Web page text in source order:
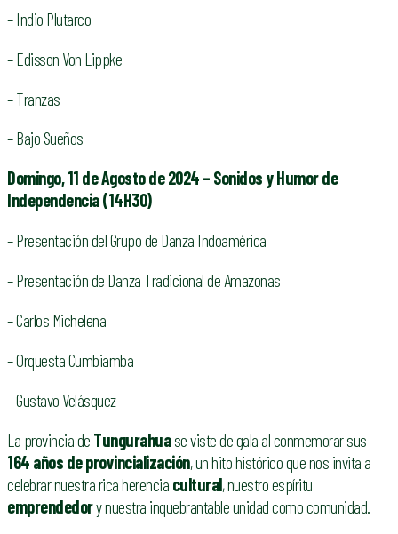
– Indio Plutarco
– Edisson Von Lippke
– Tranzas
– Bajo Sueños
Domingo, 11 de Agostode 2024 – Sonidos yHumorde
Independencia (14H30)
– Presentación del Grupo de Danza Indoamérica
– Presentación de Danza Tradicional de Amazonas
– Carlos Michelena
– Orquesta Cumbiamba
– Gustavo Velásquez
La provincia de Tungurahuase viste de gala al conmemorar sus
164 años de provincialización, un hito histórico que nos invita a
celebrar nuestra rica herencia cultural, nuestro espíritu
emprendedory nuestra inquebrantable unidad como comunidad.